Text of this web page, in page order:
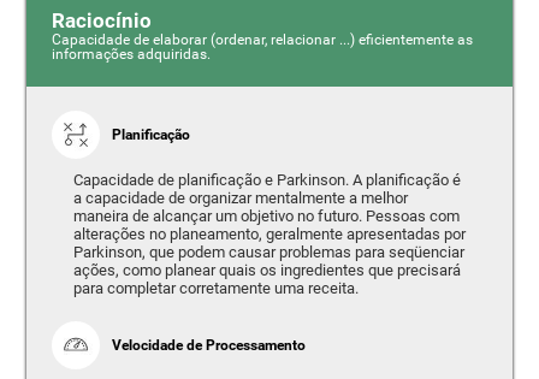
Raciocínio
Capacidade de elaborar (ordenar, relacionar ...) eficientemente as
informações adquiridas.
Planificação
Capacidade de planificação e Parkinson. A planificação é
a capacidade de organizar mentalmente a melhor
maneira de alcançar um objetivo no futuro. Pessoas com
alterações no planeamento, geralmente apresentadas por
Parkinson, que podem causar problemas para seqüenciar
ações, como planear quais os ingredientes que precisará
para completar corretamente uma receita.
Velocidade de Processamento